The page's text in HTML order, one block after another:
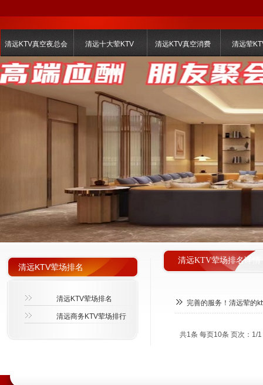
清远KTV真空夜总会 清远十大荤KTV 清远KTV真空消费 清远荤
清远KTV荤场排名详情
清远KTV荤场排名
清远KTV荤场排名
清远商务KTV荤场排行
完善的服务！清远荤的
共1条 每页10条 页次：1/1